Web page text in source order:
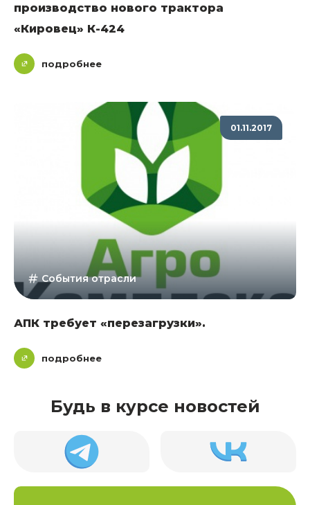
производство нового трактора
«Кировец» К-424
подробнее
01.11.2017
События отрасли
АПК требует «перезагрузки».
подробнее
Будь в курсе новостей